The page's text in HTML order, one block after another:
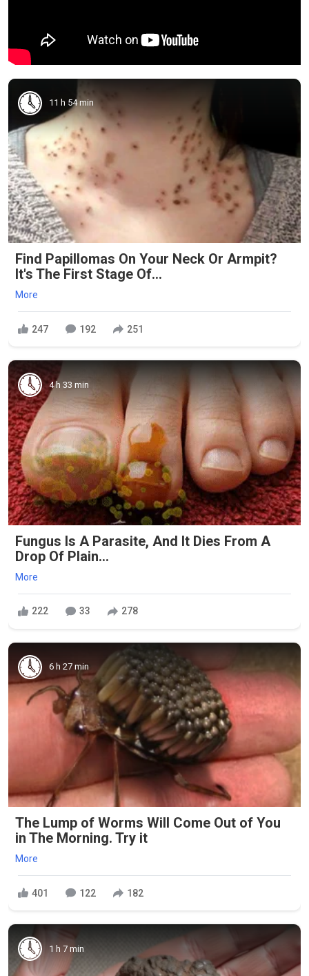
11 h 54 min
Find Papillomas On Your Neck Or Armpit?
It's The First Stage Of...
More
247 192 251
4 h 33 min
Fungus Is A Parasite, And It Dies From A
Drop Of Plain...
More
222 33 278
6 h 27 min
The Lump of Worms Will Come Out of You
in The Morning. Try it
More
401 122 182
1 h 7 min